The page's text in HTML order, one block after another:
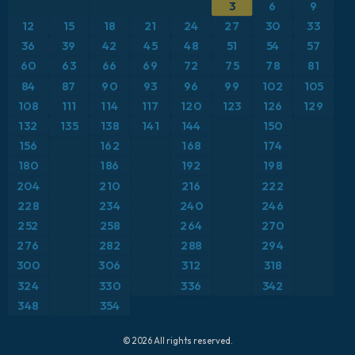
ICON Alemanha 2 km
Caribe
Escandinávia
Estados Unidos
Europa
França
Grécia
Islândia
Anomalia de temperatura a 850 hPa
CAPE
Ponto de orvalho a 2 m
Profundidade da neve
Rajadas de Vento Máximas
Rajadas de vento
Temperatura a 2 m
Temperatura a 500 hPa
3 6 9
12 15 18 21 24 27 30
33
36
39 42 45 48 51 54
57
60
63 66 69 72 75 78 81
84 87 90 93 96 99 102 105
108 111 114 117 120 123 126
129
132
135 138 141 144 150
156 162 168 174
180 186 192
198
204
210 216
222
228
234 240
246
252
258 264 270
276 282 288 294
300 306 312
318
324
330 336
342
348
354
© 2026 All rights reserved.